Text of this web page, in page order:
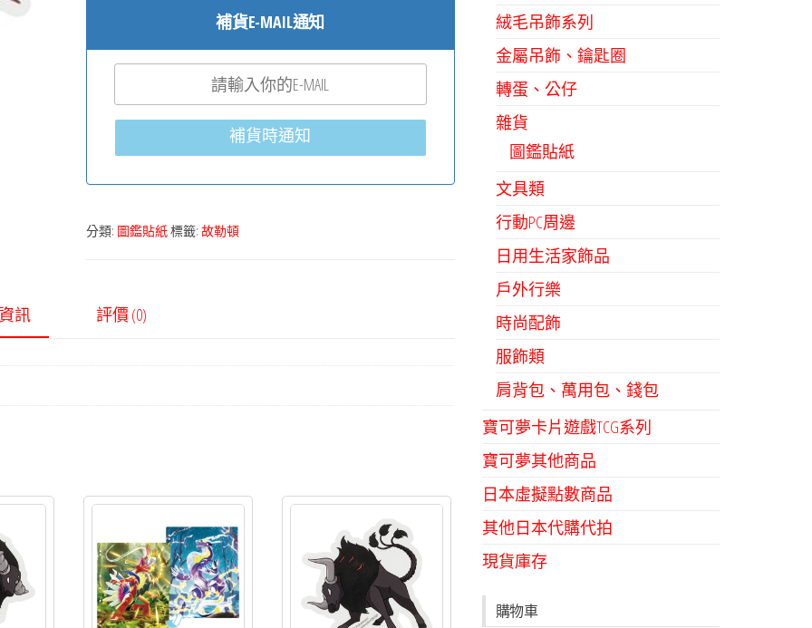
補貨E-MAIL通知
補貨時通知
分類: 圖鑑貼紙標籤: 故勒頓
訊 評價 (0)
絨毛吊飾系列
金屬吊飾、鑰匙圈
轉蛋、公仔
雜貨
圖鑑貼紙
文具類
行動PC周邊
日用生活家飾品
戶外行樂
時尚配飾
服飾類
肩背包、萬用包、錢包
寶可夢卡片遊戲TCG系列
寶可夢其他商品
日本虛擬點數商品
其他日本代購代拍
現貨庫存
購物車